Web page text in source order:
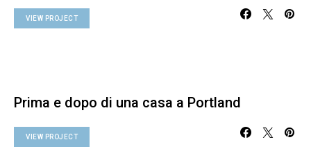
VIEW PROJECT
Prima e dopo di una casa a Portland
VIEW PROJECT